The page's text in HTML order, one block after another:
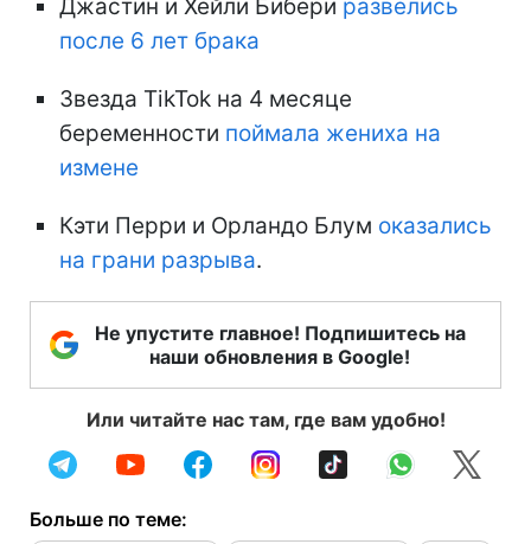
Джастин и Хейли Бибери развелись
после 6 лет брака
Звезда TikTok на 4 месяце
беременности поймала жениха на
измене
Кэти Перри и Орландо Блум оказались
на грани разрыва.
Не упустите главное! Подпишитесь на
наши обновления в Google!
Или читайте нас там, где вам удобно!
Больше по теме: